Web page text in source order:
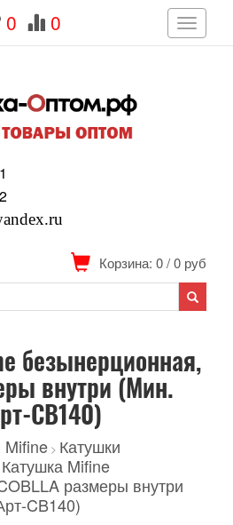
0 0
Toggle
Корзина: 0/0 руб
безынерционная,
внутри (Мин.
CB140)
> Катушки
Катушка Mifine
размеры внутри
CB140)